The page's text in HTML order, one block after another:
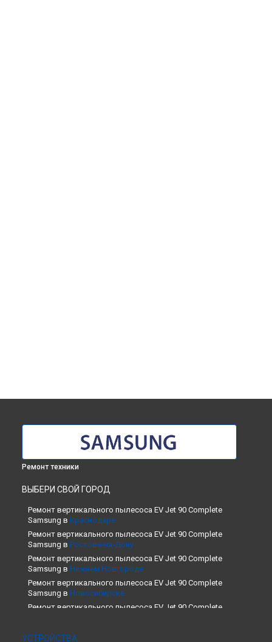
Ремонт техники
ВЫБЕРИ СВОЙ ГОРОД
Ремонт вертикального пылесоса EV Jet 90 Complete
Samsung в Краснодаре
Ремонт вертикального пылесоса EV Jet 90 Complete
Samsung в Ростове-на-Дону
Ремонт вертикального пылесоса EV Jet 90 Complete
Samsung в Нижнем Новгороде
Ремонт вертикального пылесоса EV Jet 90 Complete
Samsung в Новосибирске
Ремонт вертикального пылесоса EV Jet 90 Complete
Ремонт вертикального пылесоса EV Jet 90 Complete
УСТРОЙСТВА